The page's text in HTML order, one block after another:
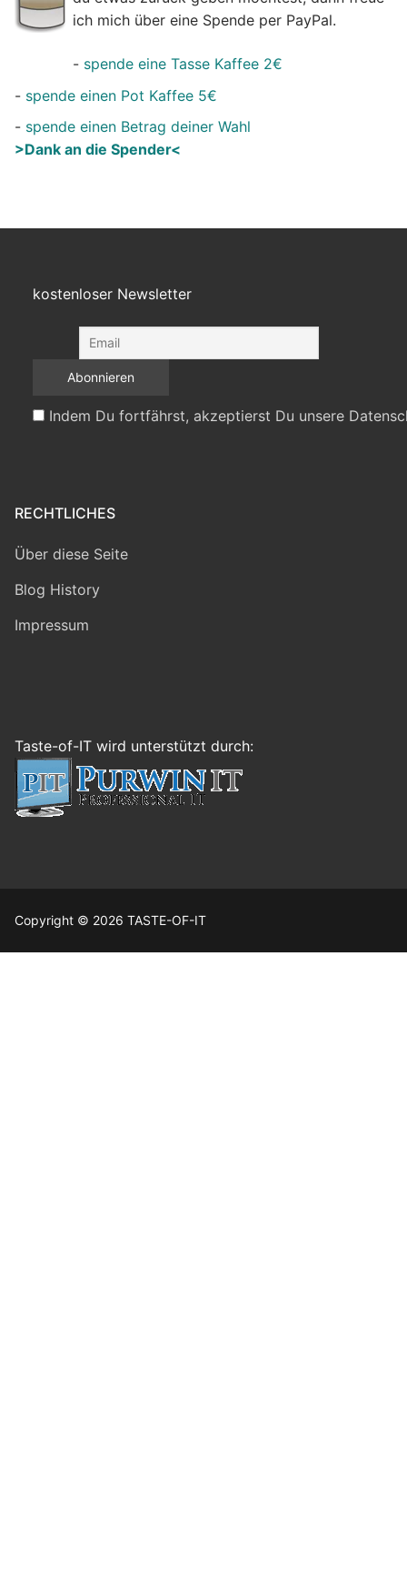
ich mich über eine Spende per PayPal.
- spende eine Tasse Kaffee 2€
- spende einen Pot Kaffee 5€
- spende einen Betrag deiner Wahl
>Dank an die Spender<
kostenloser Newsletter
Indem Du fortfährst, akzeptierst Du unsere
RECHTLICHES
Über diese Seite
Blog History
Impressum
Taste-of-IT wird unterstützt durch:
Copyright © 2026 TASTE-OF-IT